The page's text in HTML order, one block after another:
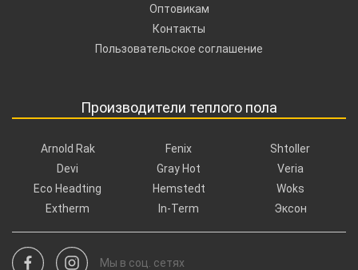
Оптовикам
Контакты
Пользовательское соглашение
Производители теплого пола
Arnold Rak
Devi
Eco Headting
Extherm
Fenix
Gray Hot
Hemstedt
In-Term
Shtoller
Veria
Woks
Эксон
Мы в соц. сетях